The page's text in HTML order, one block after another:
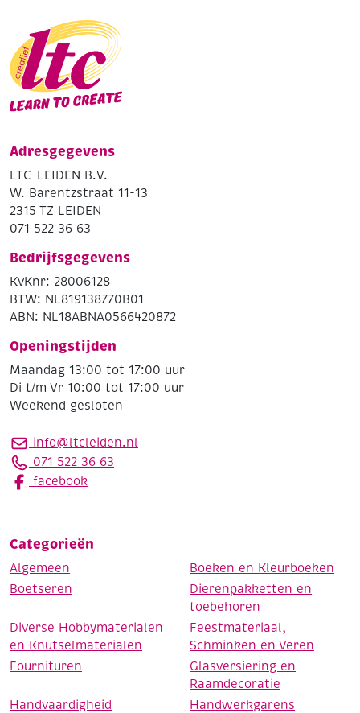
Adresgegevens
LTC-LEIDEN B.V.
W. Barentzstraat 11-13
2315 TZ LEIDEN
071 522 36 63
Bedrijfsgegevens
KvKnr: 28006128
BTW: NL819138770B01
ABN: NL18ABNA0566420872
Openingstijden
Maandag 13:00 tot 17:00 uur
Di t/m Vr 10:00 tot 17:00 uur
Weekend gesloten
info@ltcleiden.nl
071 522 36 63
facebook
Categorieën
Algemeen
Boeken en Kleurboeken
Boetseren
Dierenpakketten en
toebehoren
Diverse Hobbymaterialen
en Knutselmaterialen
Feestmateriaal,
Schminken en Veren
Fournituren
Glasversiering en
Raamdecoratie
Handvaardigheid
Handwerkgarens